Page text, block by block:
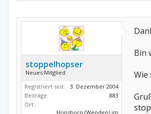
stoppelhopser
Neues Mitglied
Registriert seit:
3. Dezember 2004
Beiträge:
883
Ort:
Hünsborn (Wenden) im
Bin
Wie